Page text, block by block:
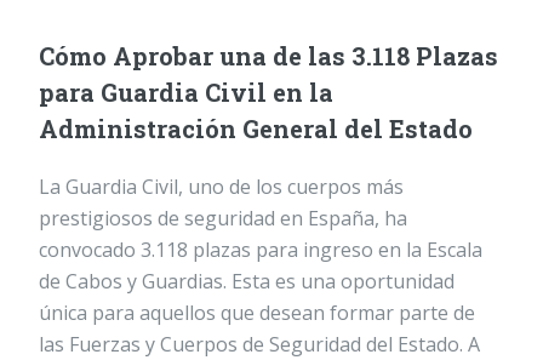
Cómo Aprobar una de las 3.118 Plazas
para Guardia Civil en la
Administración General del Estado
La Guardia Civil, uno de los cuerpos más
prestigiosos de seguridad en España, ha
convocado 3.118 plazas para ingreso en la Escala
de Cabos y Guardias. Esta es una oportunidad
única para aquellos que desean formar parte de
las Fuerzas y Cuerpos de Seguridad del Estado. A